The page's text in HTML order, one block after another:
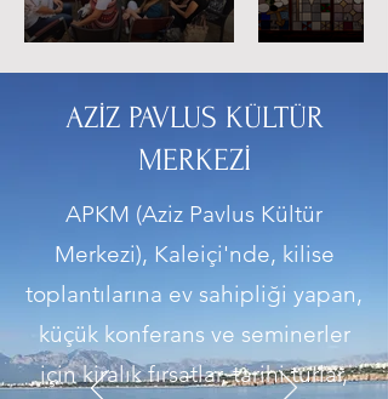
AZİZ PAVLUS KÜLTÜR
MERKEZİ
APKM (Aziz Pavlus Kültür
Merkezi), Kaleiçi'nde, kilise
toplantılarına ev sahipliği yapan,
küçük konferans ve seminerler
için kiralık fırsatlar, tarihi turlar,